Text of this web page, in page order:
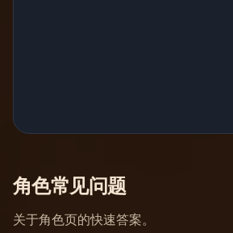
角色常见问题
关于角色页的快速答案。